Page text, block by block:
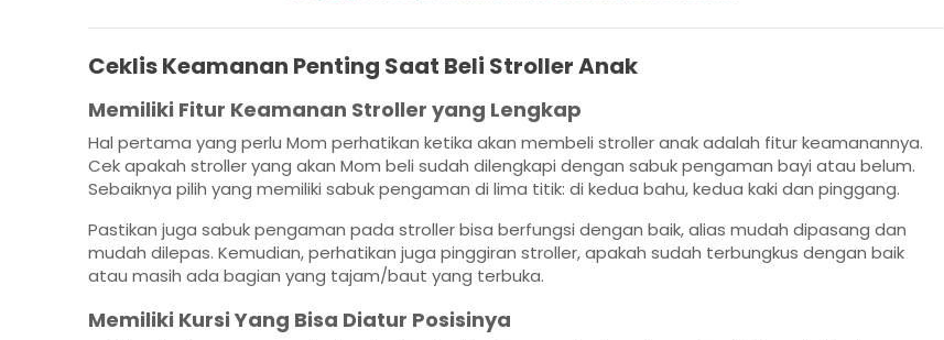
Ceklis Keamanan Penting Saat Beli Stroller Anak
Memiliki Fitur Keamanan Stroller yang Lengkap
Hal pertama yang perlu Mom perhatikan ketika akan membeli stroller anak adalah fitur keamanannya.
Cek apakah stroller yang akan Mom beli sudah dilengkapi dengan sabuk pengaman bayi atau belum.
Sebaiknya pilih yang memiliki sabuk pengaman di lima titik: di kedua bahu, kedua kaki dan pinggang.
Pastikan juga sabuk pengaman pada stroller bisa berfungsi dengan baik, alias mudah dipasang dan
mudah dilepas. Kemudian, perhatikan juga pinggiran stroller, apakah sudah terbungkus dengan baik
atau masih ada bagian yang tajam/baut yang terbuka.
Memiliki Kursi Yang Bisa Diatur Posisinya